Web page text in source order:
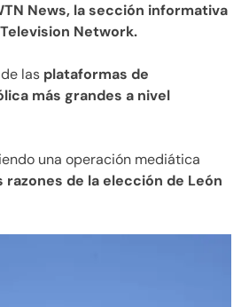
News, la sección informativa
Network.
las plataformas de
más grandes a nivel
una operación mediática
razones de la elección de León